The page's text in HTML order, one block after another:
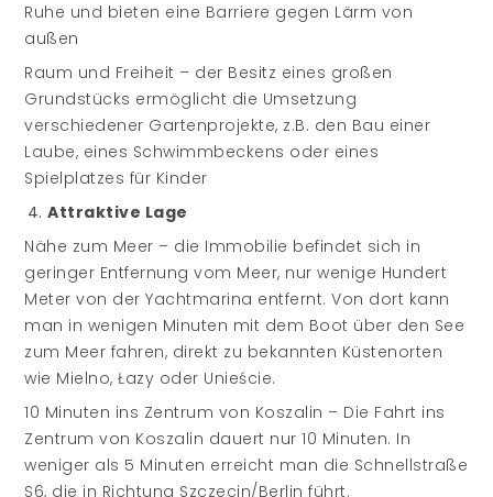
Ruhe und bieten eine Barriere gegen Lärm von
außen
Raum und Freiheit – der Besitz eines großen
Grundstücks ermöglicht die Umsetzung
verschiedener Gartenprojekte, z.B. den Bau einer
Laube, eines Schwimmbeckens oder eines
Spielplatzes für Kinder
Attraktive Lage
Nähe zum Meer – die Immobilie befindet sich in
geringer Entfernung vom Meer, nur wenige Hundert
Meter von der Yachtmarina entfernt. Von dort kann
man in wenigen Minuten mit dem Boot über den See
zum Meer fahren, direkt zu bekannten Küstenorten
wie Mielno, Łazy oder Unieście.
10 Minuten ins Zentrum von Koszalin – Die Fahrt ins
Zentrum von Koszalin dauert nur 10 Minuten. In
weniger als 5 Minuten erreicht man die Schnellstraße
S6, die in Richtung Szczecin/Berlin führt.